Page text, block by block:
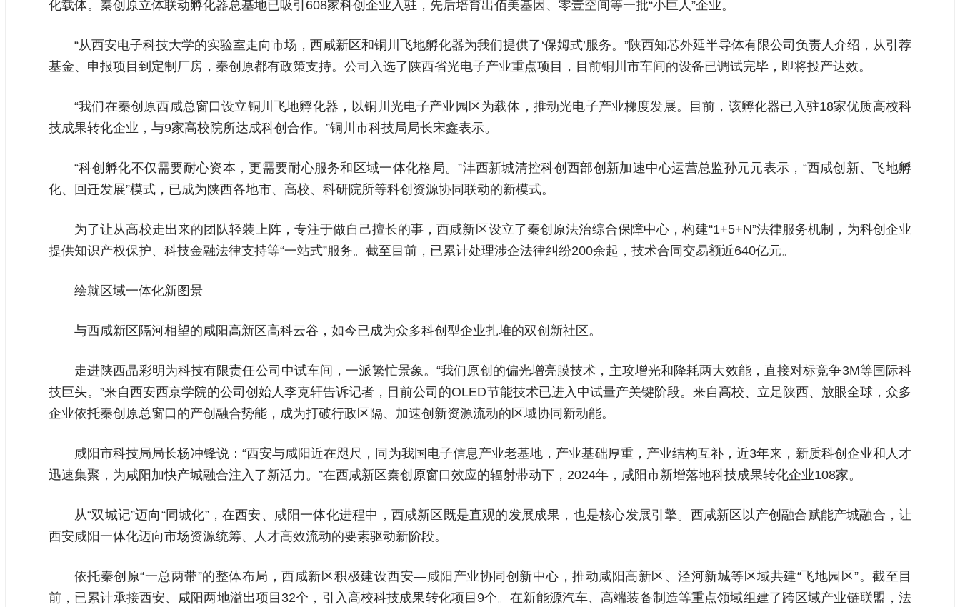
化载体。秦创原立体联动孵化器总基地已吸引608家科创企业入驻，先后培育出佰美基因、零壹空间等一批“小巨人”企业。
“从西安电子科技大学的实验室走向市场，西咸新区和铜川飞地孵化器为我们提供了‘保姆式’服务。”陕西知芯外延半导体有限公司负责人介绍，从引荐
基金、申报项目到定制厂房，秦创原都有政策支持。公司入选了陕西省光电子产业重点项目，目前铜川市车间的设备已调试完毕，即将投产达效。
“我们在秦创原西咸总窗口设立铜川飞地孵化器，以铜川光电子产业园区为载体，推动光电子产业梯度发展。目前，该孵化器已入驻18家优质高校科
技成果转化企业，与9家高校院所达成科创合作。”铜川市科技局局长宋鑫表示。
“科创孵化不仅需要耐心资本，更需要耐心服务和区域一体化格局。”沣西新城清控科创西部创新加速中心运营总监孙元元表示，“西咸创新、飞地孵
化、回迁发展”模式，已成为陕西各地市、高校、科研院所等科创资源协同联动的新模式。
为了让从高校走出来的团队轻装上阵，专注于做自己擅长的事，西咸新区设立了秦创原法治综合保障中心，构建“1+5+N”法律服务机制，为科创企业
提供知识产权保护、科技金融法律支持等“一站式”服务。截至目前，已累计处理涉企法律纠纷200余起，技术合同交易额近640亿元。
绘就区域一体化新图景
与西咸新区隔河相望的咸阳高新区高科云谷，如今已成为众多科创型企业扎堆的双创新社区。
走进陕西晶彩明为科技有限责任公司中试车间，一派繁忙景象。“我们原创的偏光增亮膜技术，主攻增光和降耗两大效能，直接对标竞争3M等国际科
技巨头。”来自西安西京学院的公司创始人李克轩告诉记者，目前公司的OLED节能技术已进入中试量产关键阶段。来自高校、立足陕西、放眼全球，众多
企业依托秦创原总窗口的产创融合势能，成为打破行政区隔、加速创新资源流动的区域协同新动能。
咸阳市科技局局长杨冲锋说：“西安与咸阳近在咫尺，同为我国电子信息产业老基地，产业基础厚重，产业结构互补，近3年来，新质科创企业和人才
迅速集聚，为咸阳加快产城融合注入了新活力。”在西咸新区秦创原窗口效应的辐射带动下，2024年，咸阳市新增落地科技成果转化企业108家。
从“双城记”迈向“同城化”，在西安、咸阳一体化进程中，西咸新区既是直观的发展成果，也是核心发展引擎。西咸新区以产创融合赋能产城融合，让
西安咸阳一体化迈向市场资源统筹、人才高效流动的要素驱动新阶段。
依托秦创原“一总两带”的整体布局，西咸新区积极建设西安—咸阳产业协同创新中心，推动咸阳高新区、泾河新城等区域共建“飞地园区”。截至目
前，已累计承接西安、咸阳两地溢出项目32个，引入高校科技成果转化项目9个。在新能源汽车、高端装备制造等重点领域组建了跨区域产业链联盟，法